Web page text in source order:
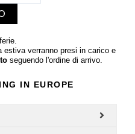
estiva verranno presi in carico e
seguendo l'ordine di arrivo.
IN EUROPE